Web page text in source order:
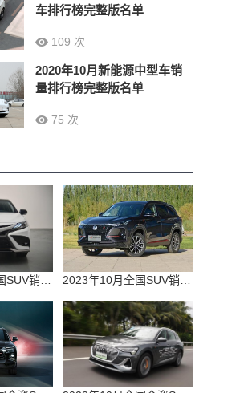
车排行榜完整版名单
109 次
2020年10月新能源中型车销
量排行榜完整版名单
75 次